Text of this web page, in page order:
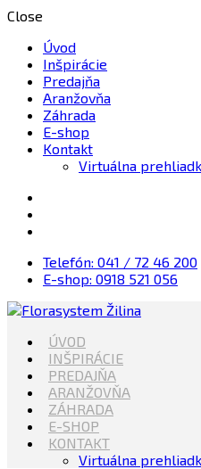
Close
Úvod
Inšpirácie
Predajňa
Aranžovňa
Záhrada
E-shop
Kontakt
Virtuálna
Telefón: 041 / 72 46 200
E-shop: 0918 521 056
Florasystem Žilina
Kvety, Sviečky, dekorácie,
ÚVOD
INŠPIRÁCIE
PREDAJŇA
ARANŽOVŇA
ZÁHRADA
E-SHOP
KONTAKT
Virtuálna